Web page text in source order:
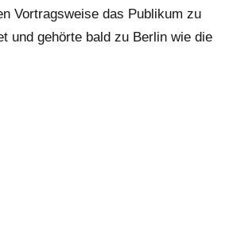
Vortragsweise das Publikum zu
und gehörte bald zu Berlin wie die